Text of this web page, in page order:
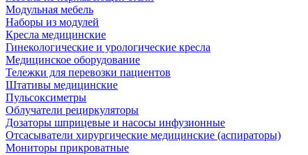
Модульная мебель
Наборы из модулей
Кресла медицинские
Гинекологические и урологические кресла
Медицинское оборудование
Тележки для перевозки пациентов
Штативы медицинские
Пульсоксиметры
Облучатели рециркуляторы
Дозаторы шприцевые и насосы инфузионные
Отсасыватели хирургические медицинские (аспираторы)
Мониторы прикроватные